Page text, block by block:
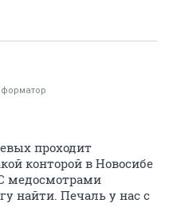
проходит
конторой в Новосибе
медосмотрами
найти. Печаль у нас с